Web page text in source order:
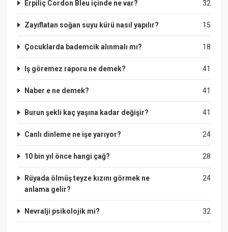
32
Erpiliç Cordon Bleu içinde ne var?
15
Zayıflatan soğan suyu kürü nasıl yapılır?
18
Çocuklarda bademcik alınmalı mı?
41
Iş göremez raporu ne demek?
41
Naber e ne demek?
41
Burun şekli kaç yaşına kadar değişir?
24
Canlı dinleme ne işe yarıyor?
28
10 bin yıl önce hangi çağ?
24
Rüyada ölmüş teyze kızını görmek ne
anlama gelir?
32
Nevralji psikolojik mi?